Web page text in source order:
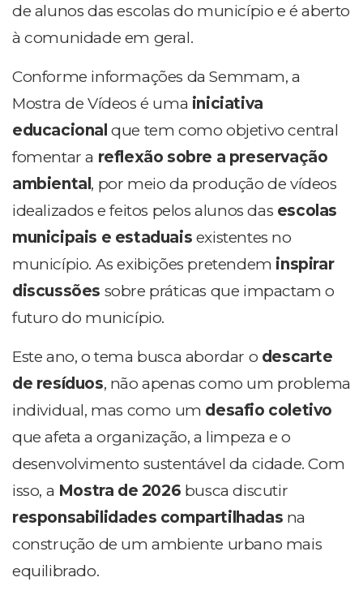
de alunos das escolas do município e é aberto
à comunidade em geral.
Conforme informações da Semmam, a
Mostra de Vídeos é uma iniciativa
educacional que tem como objetivo central
fomentar a reflexão sobre a preservação
ambiental , por meio da produção de vídeos
idealizados e feitos pelos alunos das escolas
municipais e estaduais existentes no
município. As exibições pretendem inspirar
discussões sobre práticas que impactam o
futuro do município.
Este ano, o tema busca abordar o descarte
de resíduos, não apenas como um problema
individual, mas como um desafio coletivo
que afeta a organização, a limpeza e o
desenvolvimento sustentável da cidade. Com
isso, a Mostra de 2026 busca discutir
responsabilidades compartilhadas na
construção de um ambiente urbano mais
equilibrado.